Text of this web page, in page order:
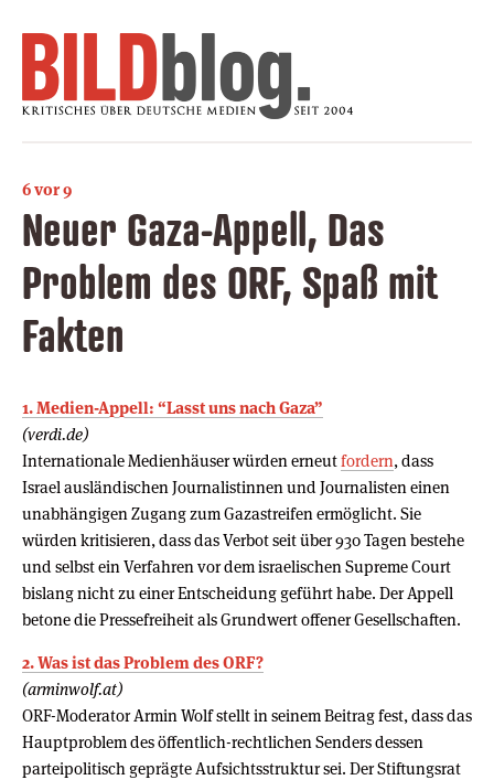
6 vor 9
Neuer Gaza-Appell, Das
Problem des ORF, Spaß mit
Fakten
1. Medien-Appell: “Lasst uns nach Gaza”
(verdi.de)
Internationale Medienhäuser würden erneutfordern, dass
Israel ausländischen Journalistinnen und Journalisten einen
unabhängigen Zugang zum Gazastreifen ermöglicht. Sie
würden kritisieren, dass das Verbot seit über 930 Tagen bestehe
und selbst ein Verfahren vor dem israelischen Supreme Court
bislang nicht zu einer Entscheidung geführt habe. Der Appell
betone die Pressefreiheit als Grundwert offener Gesellschaften.
2. Was ist das Problem des ORF?
(arminwolf.at)
ORF-Moderator Armin Wolf stellt in seinem Beitrag fest, dass das
Hauptproblem des öffentlich-rechtlichen Senders dessen
parteipolitisch geprägte Aufsichtsstruktur sei. Der Stiftungsrat